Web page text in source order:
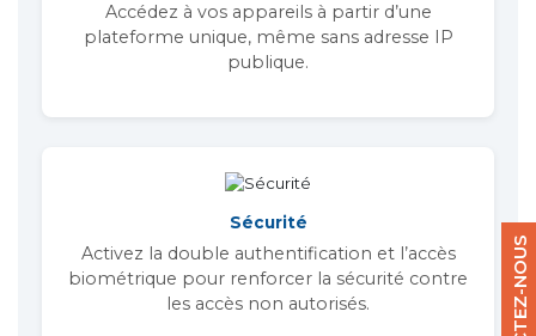
Accédez à vos appareils à partir d’une
plateforme unique, même sans adresse IP
publique.
Sécurité
Activez la double authentification et l’accès
biométrique pour renforcer la sécurité contre
les accès non autorisés.